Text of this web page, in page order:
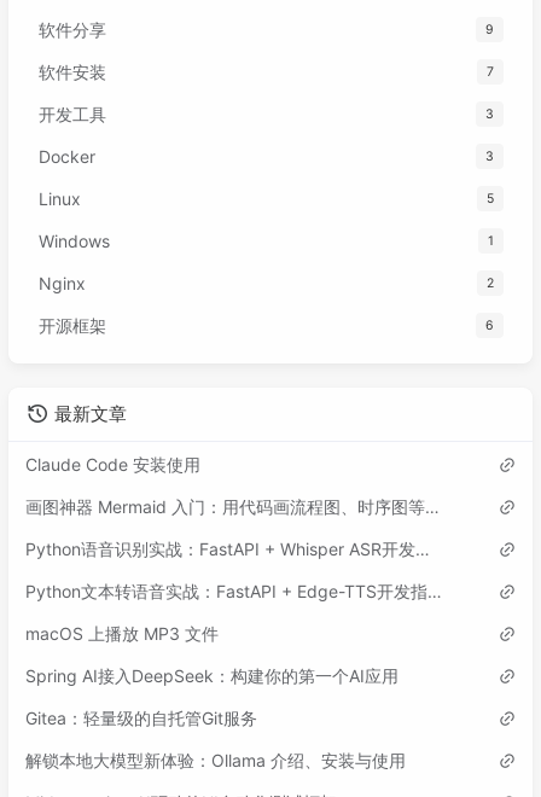
软件分享 9
软件安装 7
开发工具 3
Docker 3
Linux 5
Windows 1
Nginx 2
开源框架 6
最新文章
Claude Code 安装使用
画图神器 Mermaid 入门：用代码画流程图、时序图等各类图表
Python语音识别实战：FastAPI + Whisper ASR开发指南
Python文本转语音实战：FastAPI + Edge-TTS开发指南
macOS 上播放 MP3 文件
Spring AI接入DeepSeek：构建你的第一个AI应用
Gitea：轻量级的自托管Git服务
解锁本地大模型新体验：Ollama 介绍、安装与使用